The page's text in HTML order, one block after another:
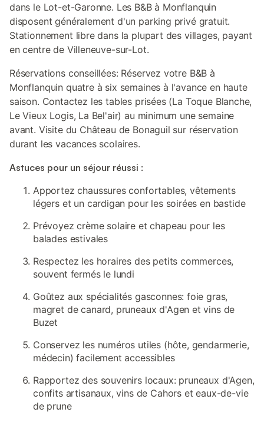
dans le Lot-et-Garonne. Les B&B à Monflanquin
disposent généralement d'un parking privé gratuit.
Stationnement libre dans la plupart des villages, payant
en centre de Villeneuve-sur-Lot.
Réservations conseillées: Réservez votre B&B à
Monflanquin quatre à six semaines à l'avance en haute
saison. Contactez les tables prisées (La Toque Blanche,
Le Vieux Logis, La Bel'air) au minimum une semaine
avant. Visite du Château de Bonaguil sur réservation
durant les vacances scolaires.
Astuces pour un séjour réussi :
Apportez chaussures confortables, vêtements
légers et un cardigan pour les soirées en bastide
Prévoyez crème solaire et chapeau pour les
balades estivales
Respectez les horaires des petits commerces,
souvent fermés le lundi
Goûtez aux spécialités gasconnes: foie gras,
magret de canard, pruneaux d'Agen et vins de
Buzet
Conservez les numéros utiles (hôte, gendarmerie,
médecin) facilement accessibles
Rapportez des souvenirs locaux: pruneaux d'Agen,
confits artisanaux, vins de Cahors et eaux-de-vie
de prune